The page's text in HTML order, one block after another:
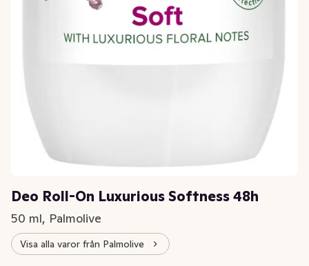
Deo Roll-On Luxurious Softness 48h
50 ml, Palmolive
Visa alla varor från Palmolive